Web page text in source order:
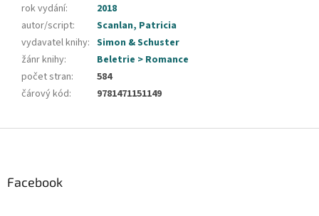
rok vydání:
2018
autor/script:
Scanlan, Patricia
vydavatel knihy: Simon & Schuster
žánr knihy:
Beletrie > Romance
počet stran:
584
čárový kód: 9781471151149
Facebook